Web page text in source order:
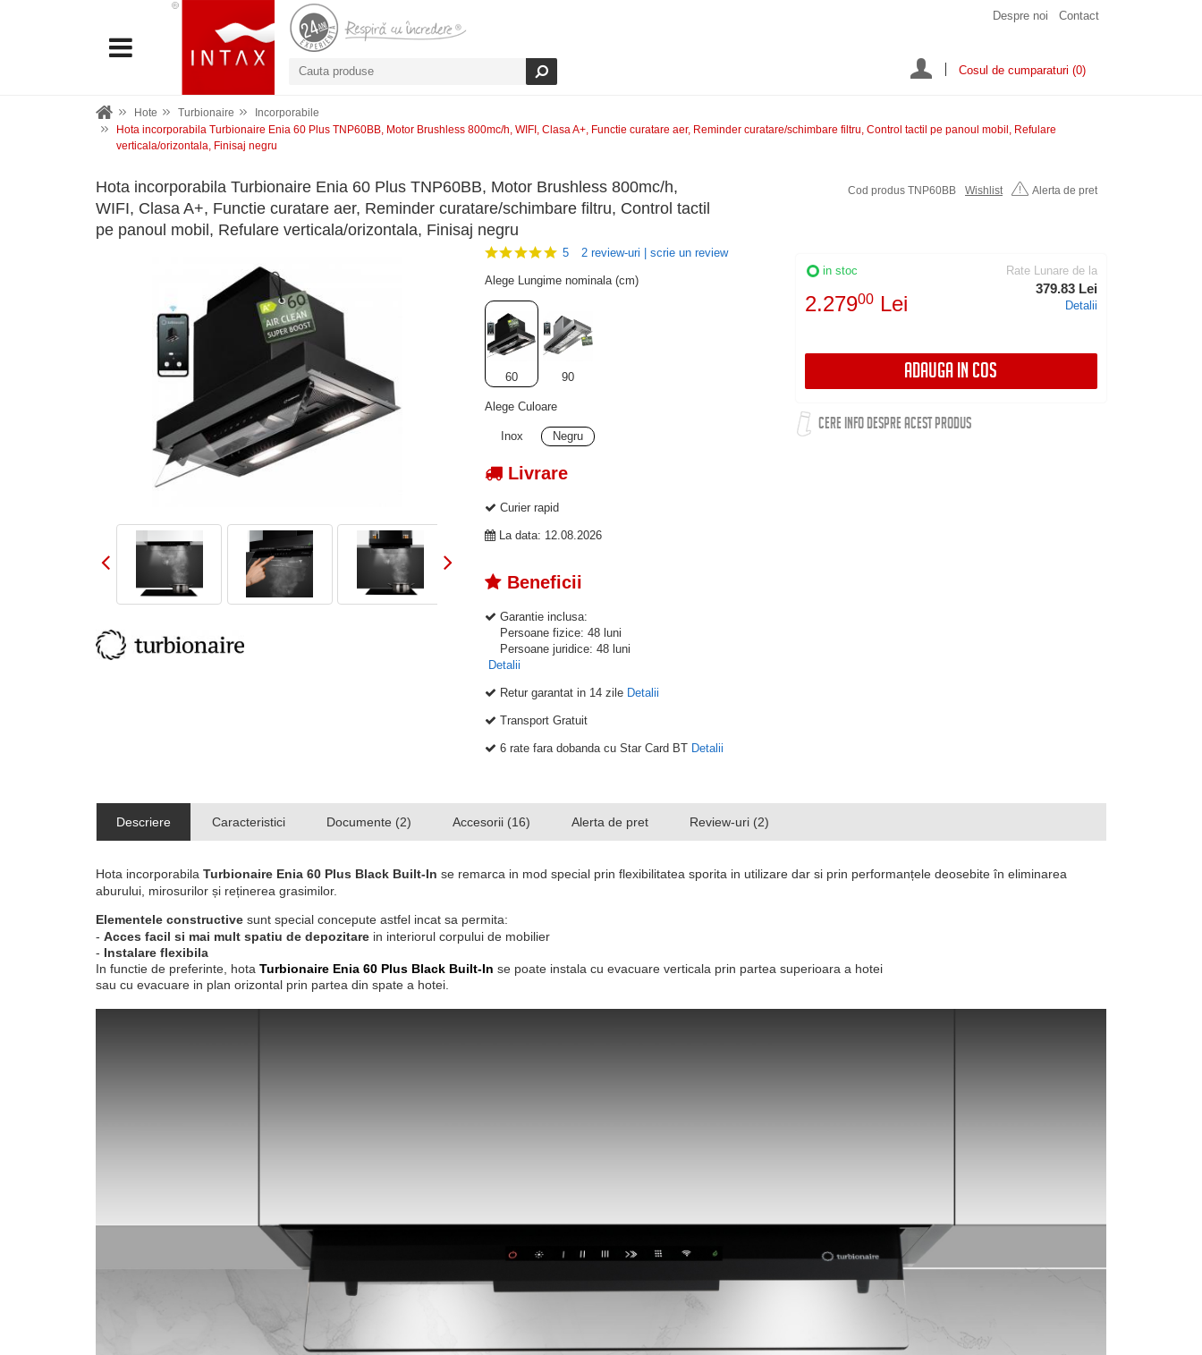
Despre noi Contact
Cosul de cumparaturi (0)
Hote Turbionaire
Incorporabile
Hota incorporabila Turbionaire Enia 60 Plus TNP60BB, Motor Brushless 800mc/h, WIFI, Clasa A+, Functie curatare aer, Reminder curatare/schimbare filtru, Control tactil pe panoul mobil, Refulare
verticala/orizontala, Finisaj negru
Hota incorporabila Turbionaire Enia 60 Plus TNP60BB, Motor Brushless 800mc/h,
WIFI, Clasa A+, Functie curatare aer, Reminder curatare/schimbare filtru, Control tactil
pe panoul mobil, Refulare verticala/orizontala, Finisaj negru
Cod produs TNP60BB Wishlist Alerta de pret
in stoc
2.27900Lei
Rate Lunare de la
379.83 Lei
Detalii
ADAUGA IN COS
CERE INFO DESPRE ACEST PRODUS
5 2 review-uri | scrie un review
Alege Lungime nominala (cm)
60 90
Alege Culoare
Inox Negru
Livrare
Curier rapid
La data: 12.08.2026
Beneficii
Garantie inclusa:
Persoane fizice: 48 luni
Persoane juridice: 48 luni
Detalii
Retur garantat in 14 zile Detalii
Transport Gratuit
6 rate fara dobanda cu Star Card BT Detalii
Descriere Caracteristici Documente (2) Accesorii (16) Alerta de pret Review-uri (2)
Hota incorporabila Turbionaire Enia 60 Plus Black Built-In se remarca in mod special prin flexibilitatea sporita in utilizare dar si prin performanțele deosebite în eliminarea
aburului, mirosurilor și reținerea grasimilor.
Elementele constructive sunt special concepute astfel incat sa permita:
- Acces facil si mai mult spatiu de depozitare in interiorul corpului de mobilier
- Instalare flexibila
In functie de preferinte, hota Turbionaire Enia 60 Plus Black Built-In se poate instala cu evacuare verticala prin partea superioara a hotei
sau cu evacuare in plan orizontal prin partea din spate a hotei.